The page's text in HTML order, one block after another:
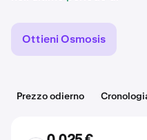
Ottieni Osmosis
Prezzo odierno